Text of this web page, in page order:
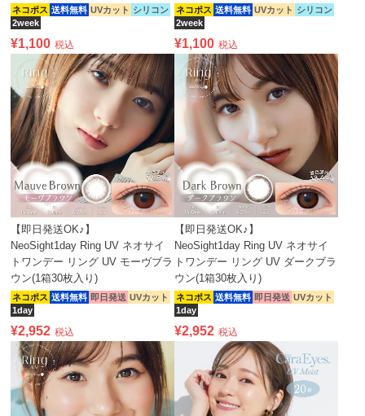
ネコポス 送料無料 UVカット シリコン
2week
¥1,100 税込
ネコポス 送料無料 UVカット シリコン
2week
¥1,100 税込
【即日発送OK♪】
NeoSight1day Ring UV ネオサイ
トワンデー リング UV モーヴブラ
ウン(1箱30枚入り)
ネコポス 送料無料 即日発送 UVカット
1day
¥2,952 税込
【即日発送OK♪】
NeoSight1day Ring UV ネオサイ
トワンデー リング UV ダークブラ
ウン(1箱30枚入り)
ネコポス 送料無料 即日発送 UVカット
1day
¥2,952 税込